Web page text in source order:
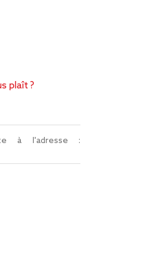
plaît ?
à l'adresse :